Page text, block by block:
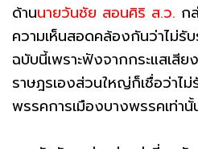
ด้านนายวันชัย สอนศิริ ส.ว. ก
ความเห็นสอดคล้องกันว่าไม่รั
ฉบับนี้เพราะฟังจากกระแสเสี
ราษฎรเองส่วนใหญ่ก็เชื่อว่าไ
พรรคการเมืองบางพรรคเท่านั้